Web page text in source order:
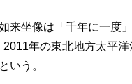
坐像は「千年に一度
年の東北地方太平
いう。